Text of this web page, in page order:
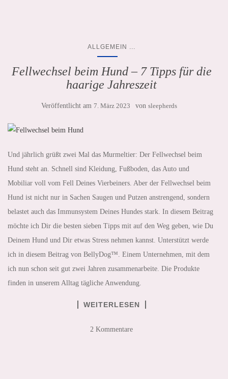
ALLGEMEIN
Fellwechsel beim Hund – 7 Tipps für die
haarige Jahreszeit
Veröffentlicht am 7. März 2023 von sleepherds
Und jährlich grüßt zwei Mal das Murmeltier: Der Fellwechsel beim
Hund steht an. Schnell sind Kleidung, Fußboden, das Auto und
Mobiliar voll vom Fell Deines Vierbeiners. Aber der Fellwechsel beim
Hund ist nicht nur in Sachen Saugen und Putzen anstrengend, sondern
belastet auch das Immunsystem Deines Hundes stark. In diesem Beitrag
möchte ich Dir die besten sieben Tipps mit auf den Weg geben, wie Du
Deinem Hund und Dir etwas Stress nehmen kannst. Unterstützt werde
ich in diesem Beitrag von BellyDog™. Einem Unternehmen, mit dem
ich nun schon seit gut zwei Jahren zusammenarbeite. Die Produkte
finden in unserem Alltag tägliche Anwendung.
WEITERLESEN
2 Kommentare